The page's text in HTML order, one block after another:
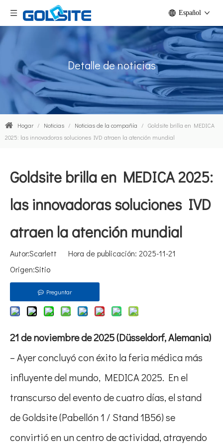
Español
Detalle de noticias
Hogar / Noticias / Noticias de la compañía / Goldsite brilla en MEDICA
2025: las innovadoras soluciones IVD atraen la atención mundial
Goldsite brilla en MEDICA 2025:
las innovadoras soluciones IVD
atraen la atención mundial
Autor:Scarlett Hora de publicación: 2025-11-21
Origen:Sitio
Preguntar
21 de noviembre de 2025 (Düsseldorf, Alemania)
– Ayer concluyó con éxito la feria médica más
influyente del mundo, MEDICA 2025. En el
transcurso del evento de cuatro días, el stand
de Goldsite (Pabellón 1 / Stand 1B56) se
convirtió en un centro de actividad, atrayendo